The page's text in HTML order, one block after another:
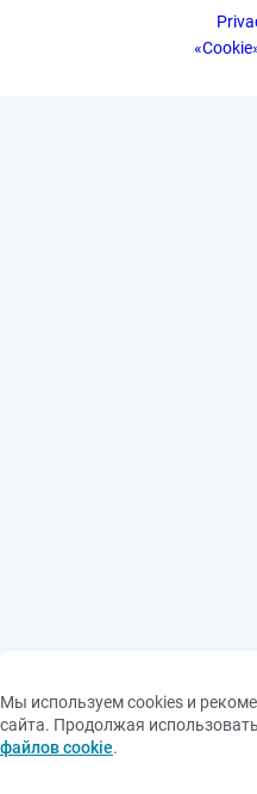
consent of
Мы используем cookies и
сайта. Продолжая использовать
файлов cookie.